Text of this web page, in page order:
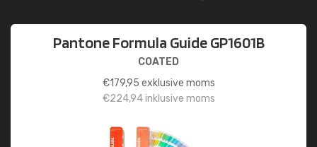
Pantone Formula Guide GP1601B
COATED
€179,95 exklusive moms
€224,94inklusive moms